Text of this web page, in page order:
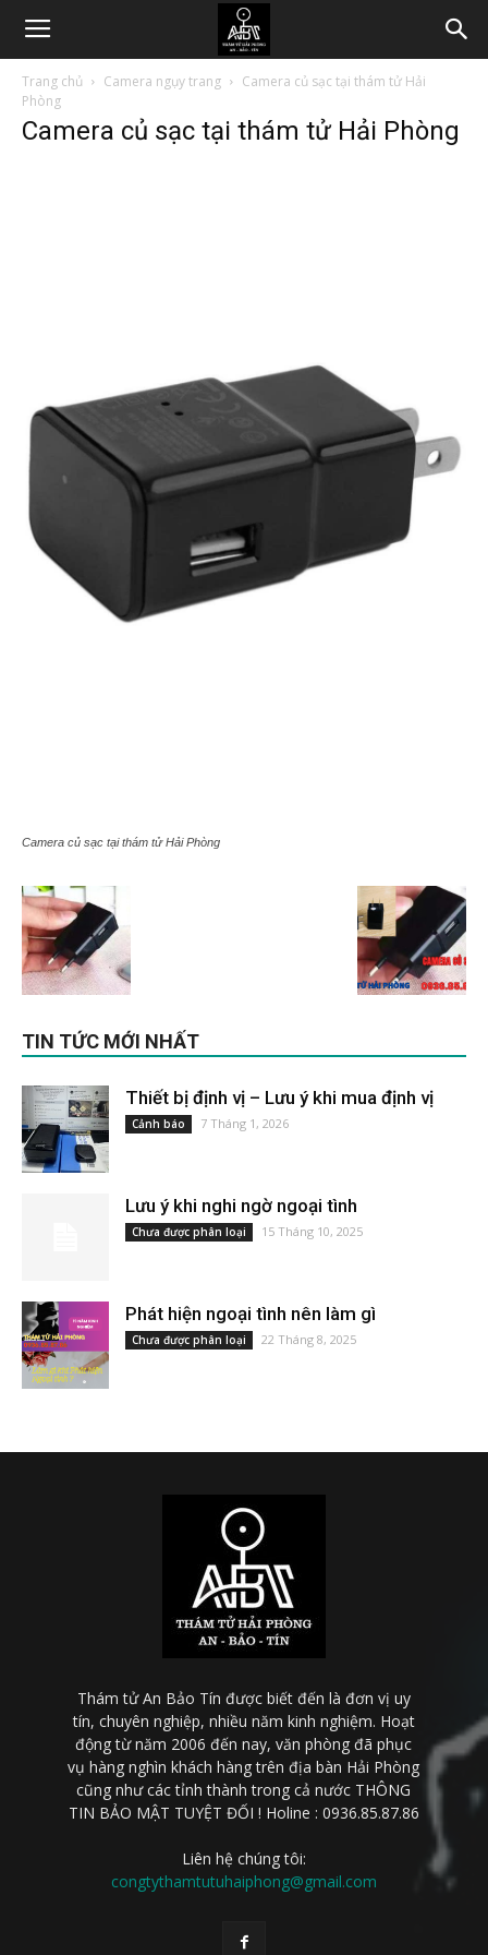
Trang chủ Camera ngụy trang
Camera củ sạc tại thám tử Hải
Phòng
Camera củ sạc tại thám tử Hải Phòng
Camera củ sạc tại thám tử Hải Phòng
TIN TỨC MỚI NHẤT
Thiết bị định vị – Lưu ý khi mua định vị
Cảnh báo 7 Tháng 1, 2026
Lưu ý khi nghi ngờ ngoại tình
Chưa được phân loại 15 Tháng 10, 2025
Phát hiện ngoại tình nên làm gì
Chưa được phân loại 22 Tháng 8, 2025
Thám tử An Bảo Tín được biết đến là đơn vị uy
tín, chuyên nghiệp, nhiều năm kinh nghiệm. Hoạt
động từ năm 2006 đến nay, văn phòng đã phục
vụ hàng nghìn khách hàng trên địa bàn Hải Phòng
cũng như các tỉnh thành trong cả nước THÔNG
TIN BẢO MẬT TUYỆT ĐỐI ! Holine : 0936.85.87.86
Liên hệ chúng tôi:
congtythamtutuhaiphong@gmail.com